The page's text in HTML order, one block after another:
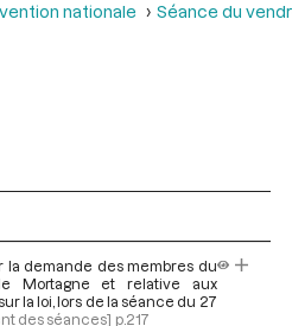
nationale
Séance du
la demande des membres du
Mortagne et relative aux
la loi, lors de la séance du 27
des séances] p.217